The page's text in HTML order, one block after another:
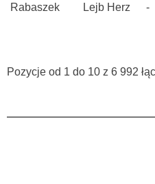
Rabaszek Lejb Herz -
Pozycje od 1 do 10 z 6 992